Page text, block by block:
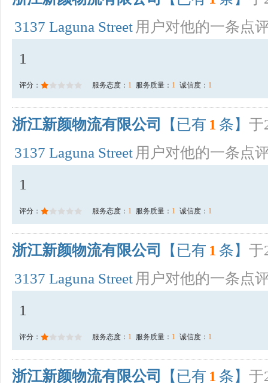
3137 Laguna Street 用户对他的一条点
1
评分： 服务态度： 1 服务质量： 1 诚信度： 1
浙江新颜物流有限公司 【已有 1 条】 于
3137 Laguna Street 用户对他的一条点
1
评分： 服务态度： 1 服务质量： 1 诚信度： 1
浙江新颜物流有限公司 【已有 1 条】 于
3137 Laguna Street 用户对他的一条点
1
评分： 服务态度： 1 服务质量： 1 诚信度： 1
浙江新颜物流有限公司 【已有 1 条】 于